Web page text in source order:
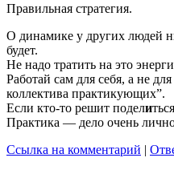
Правильная стратегия.
О динамике у других людей
будет.
Не надо тратить на это
Работай сам для себя, а не
коллектива практикующих”.
Если кто-то решит подели
Практика — дело очень
Ссылка на комментарий |